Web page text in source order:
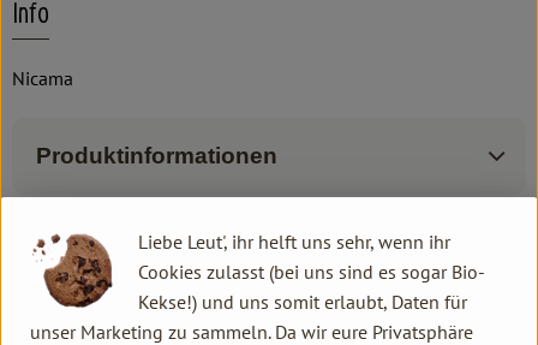
Info
Nicama
Produktinformationen
ProduktdatenblattLiebe Leut', ihr helft uns sehr, wenn ihr
Cookies zulasst (bei uns sind es sogar Bio-
Kekse!) und uns somit erlaubt, Daten für
unser Marketing zu sammeln. Da wir eure Privatsphäre